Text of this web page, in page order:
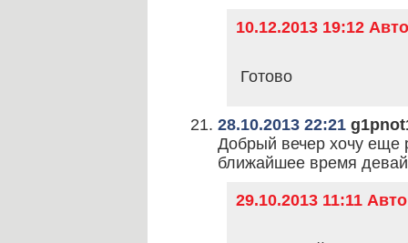
10.12.2013 19:12
Готово
28.10.2013 22:21
Добрый вечер хочу еще
ближайшее время
29.10.2013 11:11